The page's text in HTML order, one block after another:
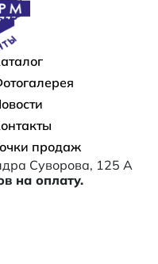
продаж
Суворова, 125 А
на оплату.